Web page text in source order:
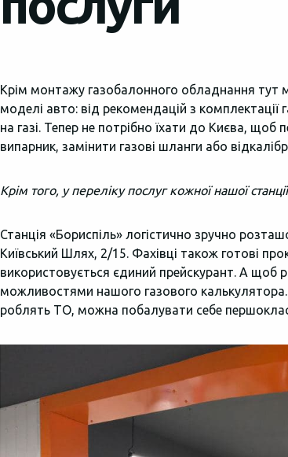
ЛЬВІВ
Крім монтажу газобалонного обладнання тут
моделі авто: від рекомендацій з
на газі. Тепер не потрібно їхати до Києва, щоб
випарник, замінити газові шланги або
Крім того, у переліку послуг кожної нашої
Станція «Бориспіль» логістично зручно
Київський Шлях, 2/15. Фахівці також готові
використовується єдиний прейскурант. А щоб
можливостями нашого газового
роблять ТО, можна побалувати себе